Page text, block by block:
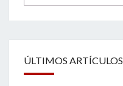
por:
ÚLTIMOS ARTÍCULOS